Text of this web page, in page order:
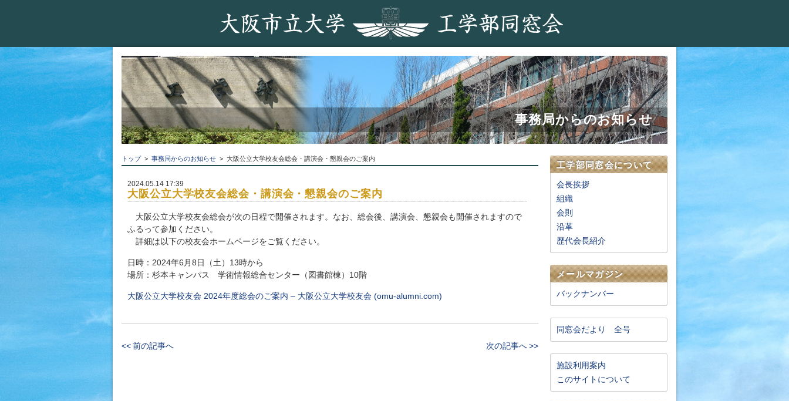
事務局からのお知らせ
トップ> 事務局からのお知らせ > 大阪公立大学校友会総会・講演会・懇親会のご案内
2024.05.14 17:39
大阪公立大学校友会総会・講演会・懇親会のご案内
大阪公立大学校友会総会が次の日程で開催されます。なお、総会後、講演会、懇親会も開催されますので
ふるって参加ください。
詳細は以下の校友会ホームページをご覧ください。
日時：2024年6月8日（土）13時から
場所：杉本キャンパス 学術情報総合センター（図書館棟）10階
大阪公立大学校友会 2024年度総会のご案内 – 大阪公立大学校友会 (omu-alumni.com)
<< 前の記事へ 次の記事へ >>
工学部同窓会について
会長挨拶
組織
会則
沿革
歴代会長紹介
メールマガジン
バックナンバー
同窓会だより 全号
施設利用案内
このサイトについて